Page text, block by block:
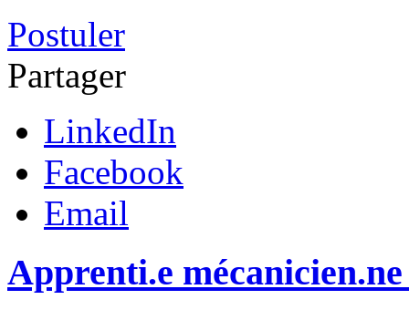
Postuler
Partager
LinkedIn
Facebook
Email
Apprenti.e